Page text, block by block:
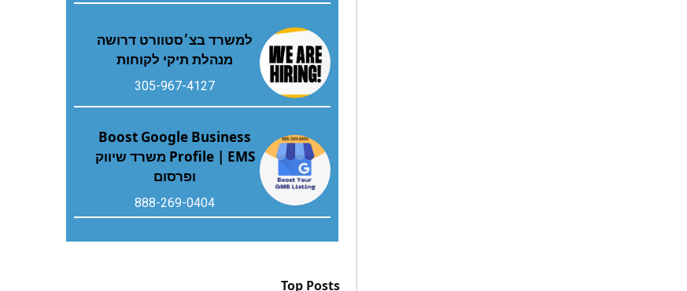
למשרד בצ׳סטוורט דרושה
מנהלת תיקי לקוחות
305-967-4127
Boost Google Business
Profile | EMS משרד שיווק
ופרסום
888-269-0404
Top Posts